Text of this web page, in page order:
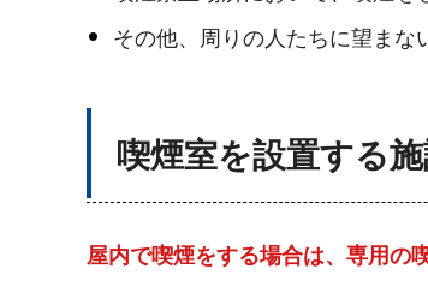
その他、周りの人たちに望まな
喫煙室を設置する
屋内で喫煙をする場合は、専用の